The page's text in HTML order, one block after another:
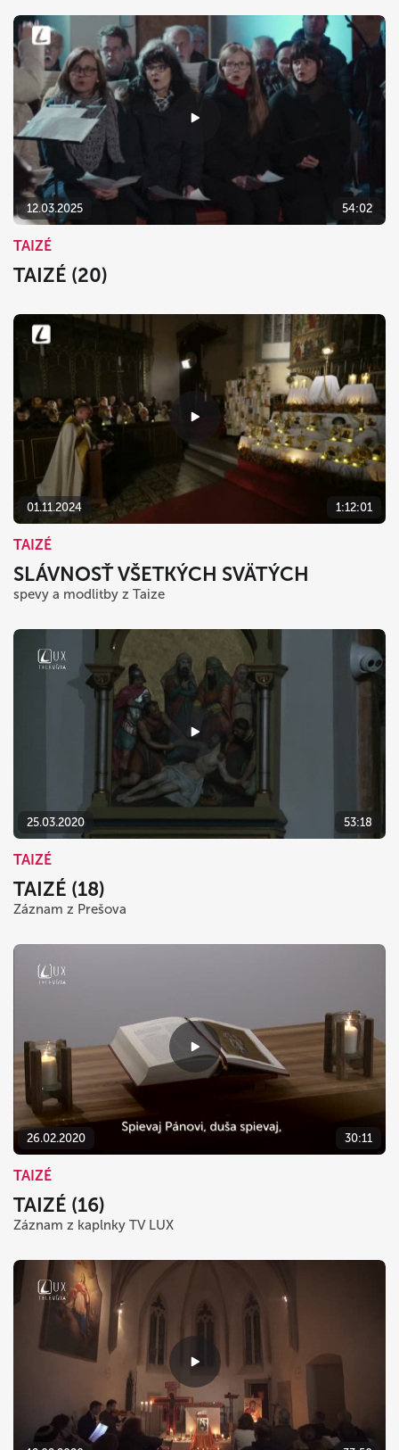
12.03.2025 54:02
TAIZÉ
TAIZÉ (20)
01.11.2024 1:12:01
TAIZÉ
SLÁVNOSŤ VŠETKÝCH SVÄTÝCH
spevy a modlitby z Taize
25.03.2020 53:18
TAIZÉ
TAIZÉ (18)
Záznam z Prešova
26.02.2020 30:11
TAIZÉ
TAIZÉ (16)
Záznam z kaplnky TV LUX